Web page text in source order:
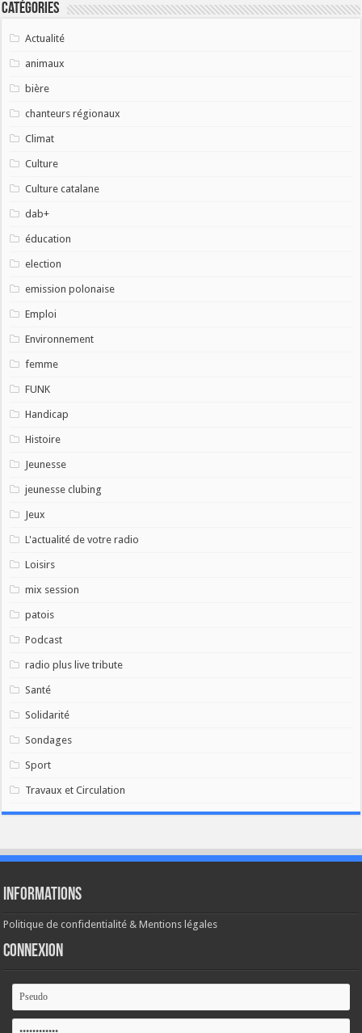
Catégories
Actualité
animaux
bière
chanteurs régionaux
Climat
Culture
Culture catalane
dab+
éducation
election
emission polonaise
Emploi
Environnement
femme
FUNK
Handicap
Histoire
Jeunesse
jeunesse clubing
Jeux
L'actualité de votre radio
Loisirs
mix session
patois
Podcast
radio plus live tribute
Santé
Solidarité
Sondages
Sport
Travaux et Circulation
Informations
Politique de confidentialité & Mentions légales
Connexion